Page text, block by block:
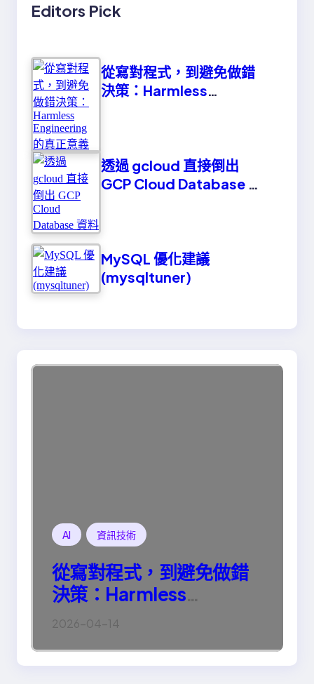
Editors Pick
從寫對程式，到避免做錯
決策：Harmless
透過 gcloud 直接倒出
GCP Cloud Database 資
MySQL 優化建議
(mysqltuner)
AI 資訊技術
從寫對程式，到避免做錯
決策：Harmless
Engineering 的真正意義
2026-04-14